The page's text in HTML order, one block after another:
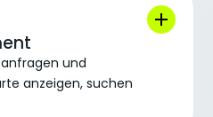
und
anzeigen, suchen